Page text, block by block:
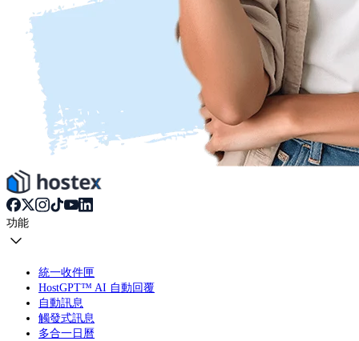
功能
統一收件匣
HostGPT™ AI 自動回覆
自動訊息
觸發式訊息
多合一日曆